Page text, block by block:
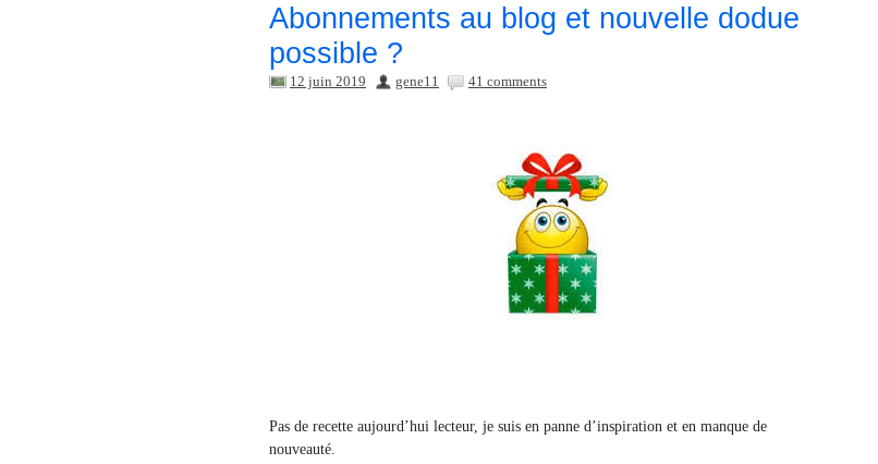
Abonnements au blog et nouvelle dodue
possible ?
12 juin 2019 gene11 41 comments
Pas de recette aujourd’hui lecteur, je suis en panne d’inspiration et en manque de
nouveauté.